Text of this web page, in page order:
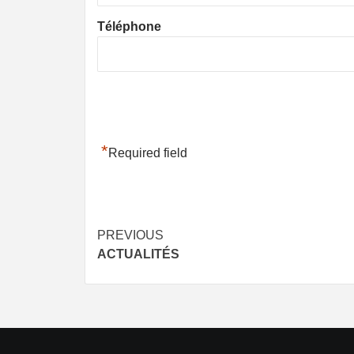
Téléphone
*Required field
Post
navigation
PREVIOUS
ACTUALITÉS